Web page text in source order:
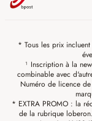
* Tous les prix
¹ Inscription à la
combinable avec
Numéro de licence
* EXTRA PROMO : la
de la rubrique